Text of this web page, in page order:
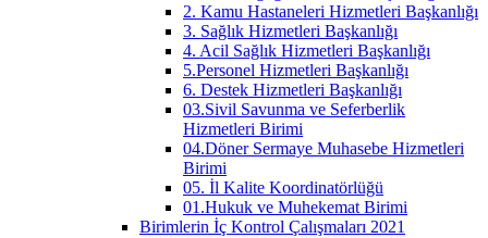
2. Kamu Hastaneleri Hizmetleri Başkanlığı
3. Sağlık Hizmetleri Başkanlığı
4. Acil Sağlık Hizmetleri Başkanlığı
5.Personel Hizmetleri Başkanlığı
6. Destek Hizmetleri Başkanlığı
03.Sivil Savunma ve Seferberlik
Hizmetleri Birimi
04.Döner Sermaye Muhasebe Hizmetleri
Birimi
05. İl Kalite Koordinatörlüğü
01.Hukuk ve Muhekemat Birimi
Birimlerin İç Kontrol Çalışmaları 2021